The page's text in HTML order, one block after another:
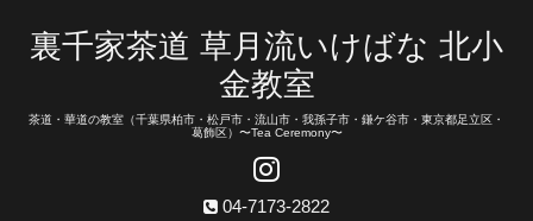
裏千家茶道 草月流いけばな 北小
金教室
茶道・華道の教室（千葉県柏市・松戸市・流山市・我孫子市・鎌ケ谷市・東京都足立区・
葛飾区）〜Tea Ceremony〜
04-7173-2822